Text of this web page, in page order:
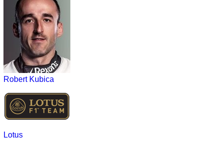
Robert Kubica
Lotus